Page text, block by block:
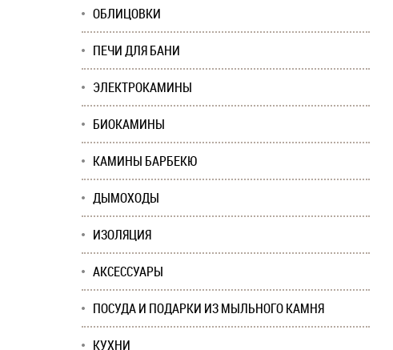
ОБЛИЦОВКИ
ПЕЧИ ДЛЯ БАНИ
ЭЛЕКТРОКАМИНЫ
БИОКАМИНЫ
КАМИНЫ БАРБЕКЮ
ДЫМОХОДЫ
ИЗОЛЯЦИЯ
АКСЕССУАРЫ
ПОСУДА И ПОДАРКИ ИЗ МЫЛЬНОГО КАМНЯ
КУХНИ